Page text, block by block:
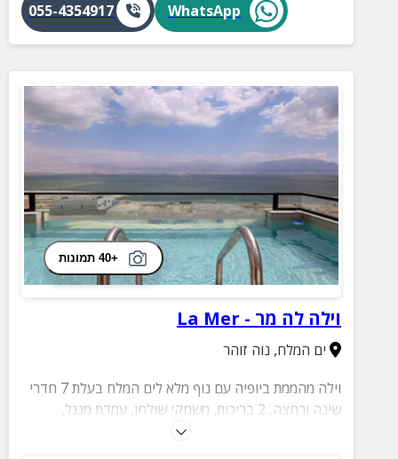
WhatsApp
055-4354917
+40 תמונות
וילה לה מר - La Mer
ים המלח, נוה זוהר
וילה מהממת ביופיה עם נוף מלא לים המלח בעלת 7 חדרי
שינה ורחצה, 2 בריכות, משחקי שולחן, עמדת מנגל,
בקרבת המלונות ואטרקציות באזור.